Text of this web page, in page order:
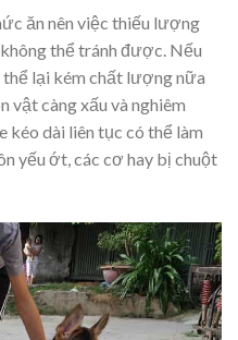
ăn nên việc thiếu lượng
thể tránh được. Nếu
lại kém chất lượng nữa
vật càng xấu và nghiêm
kéo dài liên tục có thể làm
yếu ớt, các cơ hay bị chuột